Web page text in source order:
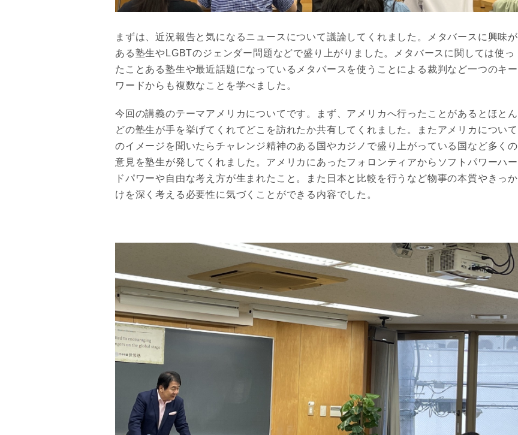
まずは、近況報告と気になるニュースについて議論してくれました。メタバースに興味が
ある塾生やLGBTのジェンダー問題などで盛り上がりました。メタバースに関しては使っ
たことある塾生や最近話題になっているメタバースを使うことによる裁判など一つのキー
ワードからも複数なことを学べました。
今回の講義のテーマアメリカについてです。まず、アメリカへ行ったことがあるとほとん
どの塾生が手を挙げてくれてどこを訪れたか共有してくれました。またアメリカについて
のイメージを聞いたらチャレンジ精神のある国やカジノで盛り上がっている国など多くの
意見を塾生が発してくれました。アメリカにあったフォロンティアからソフトパワーハー
ドパワーや自由な考え方が生まれたこと。また日本と比較を行うなど物事の本質やきっか
けを深く考える必要性に気づくことができる内容でした。